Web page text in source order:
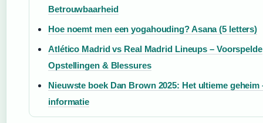
Betrouwbaarheid
Hoe noemt men een yogahouding? Asana (5 letters)
Atlético Madrid vs Real Madrid Lineups – Voorspelde
Opstellingen & Blessures
Nieuwste boek Dan Brown 2025: Het ultieme geheim
informatie